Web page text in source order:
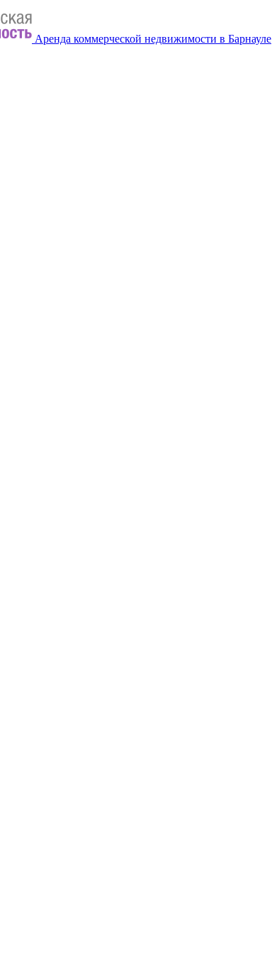
Аренда коммерческой недвижимости в Барнауле